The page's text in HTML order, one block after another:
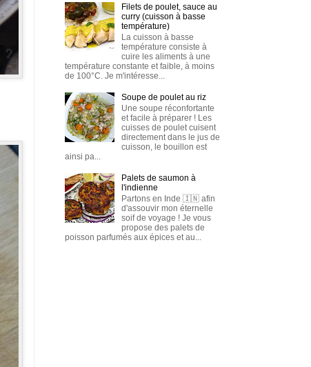
Filets de poulet, sauce au
curry (cuisson à basse
température)
La cuisson à basse
température consiste à
cuire les aliments à une
température constante et faible, à moins
de 100°C. Je m'intéresse...
Soupe de poulet au riz
Une soupe réconfortante
et facile à préparer ! Les
cuisses de poulet cuisent
directement dans le jus de
cuisson, le bouillon est
ainsi pa...
Palets de saumon à
l'indienne
Partons en Inde 🇮🇳 afin
d'assouvir mon éternelle
soif de voyage ! Je vous
propose des palets de
poisson parfumés aux épices et au...